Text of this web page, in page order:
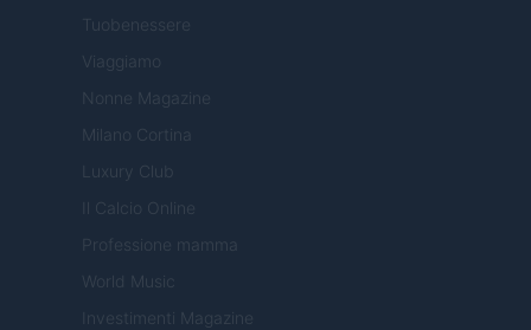
Tuobenessere
Viaggiamo
Nonne Magazine
Milano Cortina
Luxury Club
Il Calcio Online
Professione mamma
World Music
Investimenti Magazine